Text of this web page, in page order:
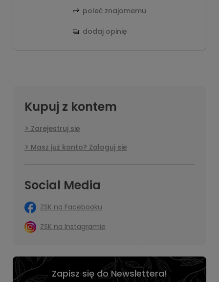
poleć znajomemu
dodaj opinię
Kupuj z kontem
Zarejestruj się
Masz już konto? Zaloguj się
Social Media
ZSK na Facebooku
ZSK na Instagramie
Zapisz się do Newslettera!